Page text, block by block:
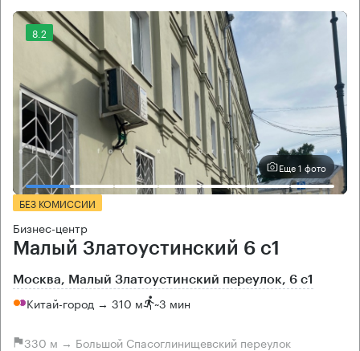
8.2
Еще 1 фото
БЕЗ КОМИССИИ
Бизнес-центр
Малый Златоустинский 6 с1
Москва, Малый Златоустинский переулок, 6 с1
Китай-город → 310 м ~3 мин
330 м → Большой Спасоглинищевский переулок